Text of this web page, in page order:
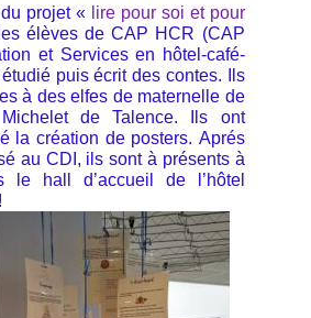
projet « lire pour soi et pour
élèves de CAP HCR (CAP
et Services en hôtel-café-
puis écrit des contes.
Ils
à des elfes de maternelle de
de Talence.
Ils ont
la création de posters. Aprés
au CDI, ils sont à présents à
le hall d’accueil de l’hôtel